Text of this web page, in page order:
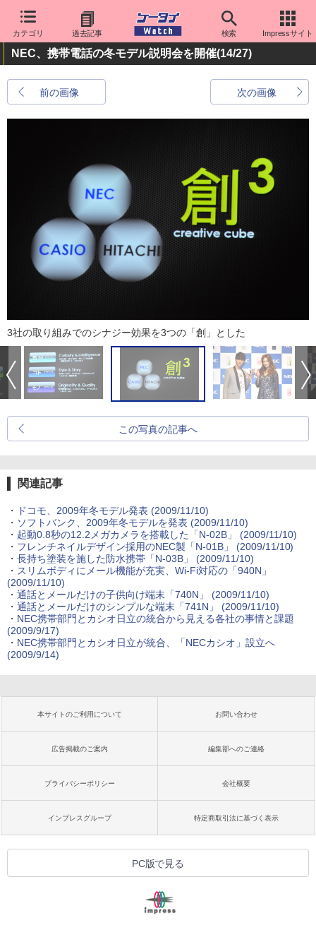
カテゴリ 過去記事 検索 Impressサイト
NEC、携帯電話の冬モデル説明会を開催(14/27)
前の画像 次の画像
3社の取り組みでのシナジー効果を3つの「創」とした
この写真の記事へ
関連記事
・ ドコモ、2009年冬モデル発表 (2009/11/10)
・ ソフトバンク、2009年冬モデルを発表 (2009/11/10)
・ 起動0.8秒の12.2メガカメラを搭載した「N-02B」
(2009/11/10)
・ フレンチネイルデザイン採用のNEC製「N-01B」
(2009/11/10)
・ 長持ち塗装を施した防水携帯「N-03B」
(2009/11/10)
・ スリムボディにメール機能が充実、Wi-Fi対応の「940N」
(2009/11/10)
・ 通話とメールだけの子供向け端末「740N」
(2009/11/10)
・ 通話とメールだけのシンプルな端末「741N」
(2009/11/10)
・ NEC携帯部門とカシオ日立の統合から見える各社の事情と課題
(2009/9/17)
・ NEC携帯部門とカシオ日立が統合、「NECカシオ」設立へ
(2009/9/14)
本サイトのご利用について お問い合わせ
広告掲載のご案内 編集部へのご連絡
プライバシーポリシー 会社概要
インプレスグループ 特定商取引法に基づく表示
PC版で見る